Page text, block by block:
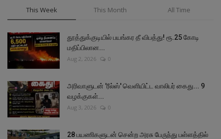
This Week This Month All Time
தூத்துக்குடியில் பயங்கர தீ விபத்து! ரூ.25 கோடி
மதிப்பிலான...
Aug 2, 2026 0
அரிவாளுடன் 'ரீல்ஸ்' வெளியிட்ட வாலிபர் கைது... 9
வழக்குகள்...
Aug 3, 2026 0
28 பயணிகளுடன் சென்ற அரசு பேருந்து பள்ளத்தில்